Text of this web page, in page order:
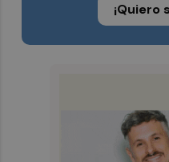
¡Quiero